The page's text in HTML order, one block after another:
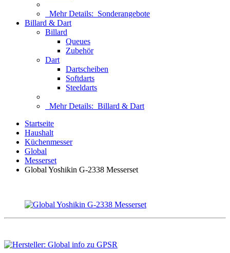
Mehr Details: Sonderangebote
Billard & Dart
Billard
Queues
Zubehör
Dart
Dartscheiben
Softdarts
Steeldarts
Mehr Details: Billard & Dart
Startseite
Haushalt
Küchenmesser
Global
Messerset
Global Yoshikin G-2338 Messerset